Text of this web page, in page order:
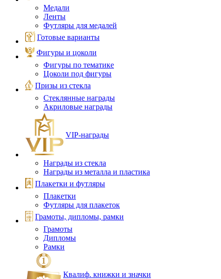
Медали
Ленты
Футляры для медалей
Готовые варианты
Фигуры и цоколи
Фигуры по тематике
Цоколи под фигуры
Призы из стекла
Стеклянные награды
Акриловые награды
VIP‑награды
Награды из стекла
Награды из металла и пластика
Плакетки и футляры
Плакетки
Футляры для плакеток
Грамоты, дипломы, рамки
Грамоты
Дипломы
Рамки
Квалиф. книжки и значки